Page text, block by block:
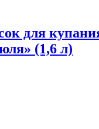
для
(1,6 л)